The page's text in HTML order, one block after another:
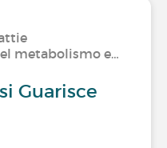
metabolismo e…
Guarisce